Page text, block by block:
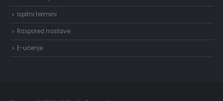
Ispitni termini
Raspored nastave
E-učenje